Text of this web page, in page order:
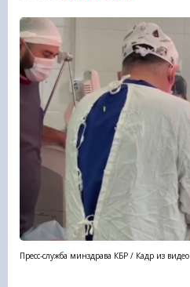
Пресс-служба минздрава КБР / Кадр из видео